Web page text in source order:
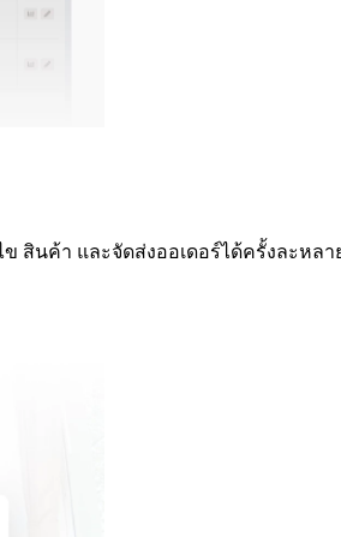
สินค้า และจัดส่งออเดอร์ได้ครั้งละหล